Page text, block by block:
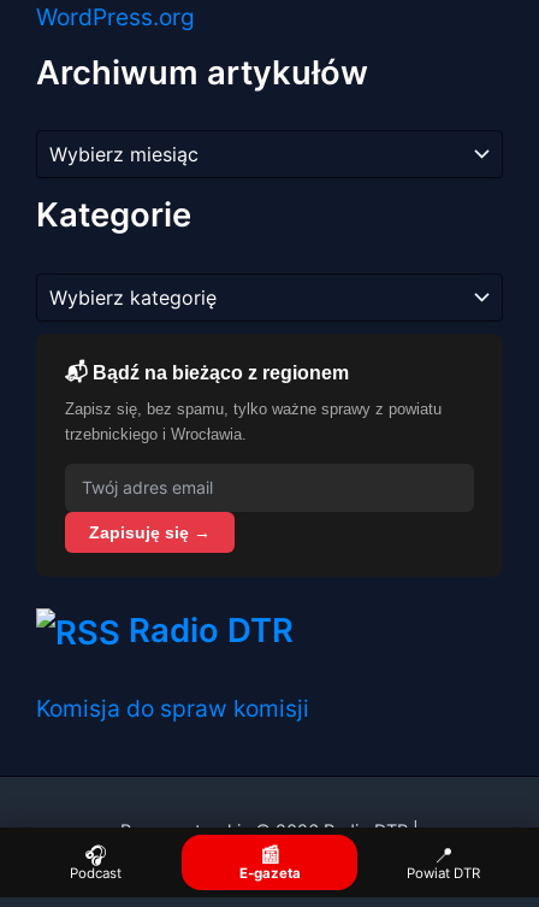
WordPress.org
Archiwum artykułów
artykułów
Kategorie
📬 Bądź na bieżąco z regionem
Zapisz się, bez spamu, tylko ważne sprawy z powiatu
trzebnickiego i Wrocławia.
Zapisuję się →
Radio DTR
Komisja do spraw komisji
Prawa autorskie © 2026 Radio DTR |
🎧
Podcast
📰
E-gazeta
📍
Powiat DTR